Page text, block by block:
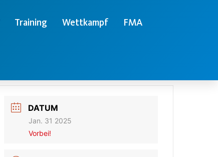
Training Wettkampf FMA
DATUM
Jan. 31 2025
Vorbei!